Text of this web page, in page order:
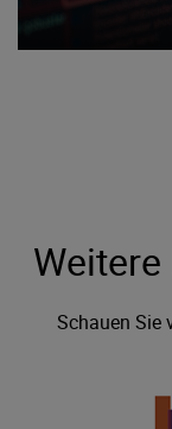
Schauen Sie